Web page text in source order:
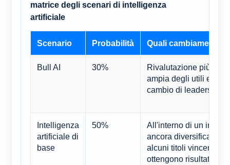
matrice degli scenari di intelligenza
artificiale
Scenario Probabilità Quali cambiamenti
Bull AI 30%
Rivalutazione più
ampia degli utili e
cambio di leadership
Intelligenza
artificiale di
base
50%
All'interno di un indice
ancora diversificato,
alcuni titoli vincenti
ottengono risultati